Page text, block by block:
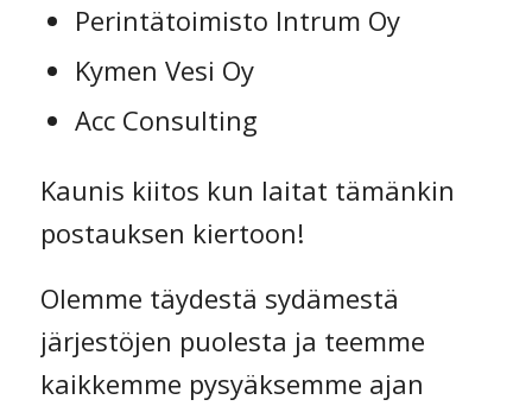
Perintätoimisto Intrum Oy
Kymen Vesi Oy
Acc Consulting
Kaunis kiitos kun laitat tämänkin
postauksen kiertoon!
Olemme täydestä sydämestä
järjestöjen puolesta ja teemme
kaikkemme pysyäksemme ajan